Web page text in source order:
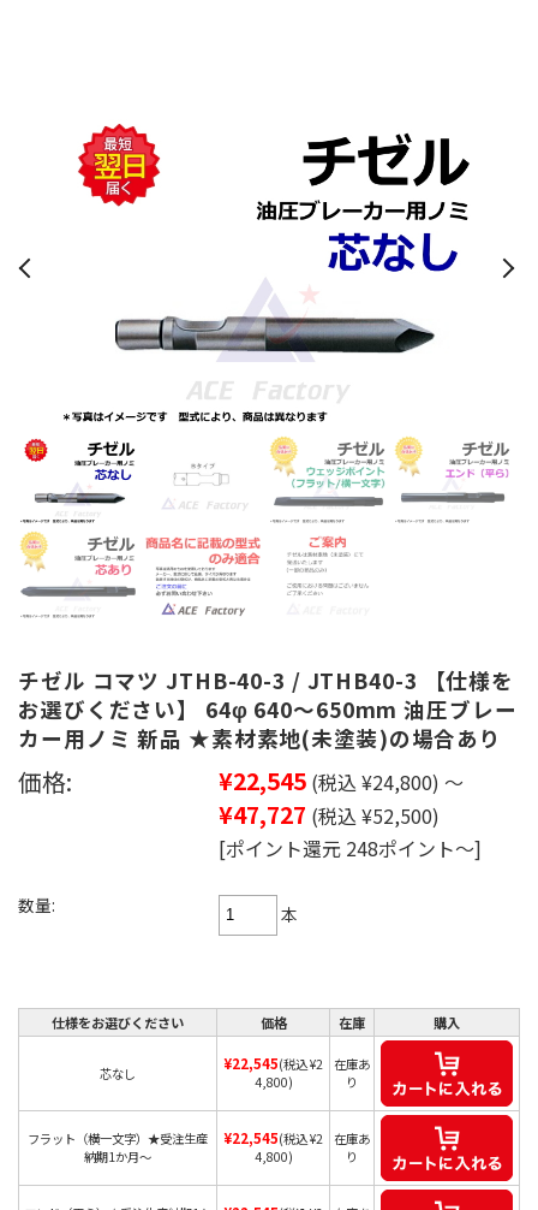
チゼル コマツ JTHB-40-3 / JTHB40-3 【仕様を
お選びください】 64φ 640～650mm 油圧ブレー
カー用ノミ 新品 ★素材素地(未塗装)の場合あり
価格: ¥22,545 (税込 ¥24,800) ～
¥47,727 (税込 ¥52,500)
[ポイント還元 248ポイント～]
数量: 本
仕様をお選びください 価格 在庫 購入
芯なし
¥22,545(税込 ¥2
4,800)
在庫あ
り
フラット（横一文字）★受注生産
納期1か月～
¥22,545(税込 ¥2
4,800)
在庫あ
り